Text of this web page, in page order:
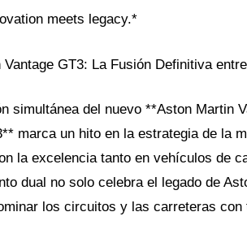
meets legacy.*
GT3: La Fusión Definitiva
simultánea del nuevo **Aston Martin
marca un hito en la estrategia de la
la excelencia tanto en vehículos de
dual no solo celebra el legado de
los circuitos y las carreteras con